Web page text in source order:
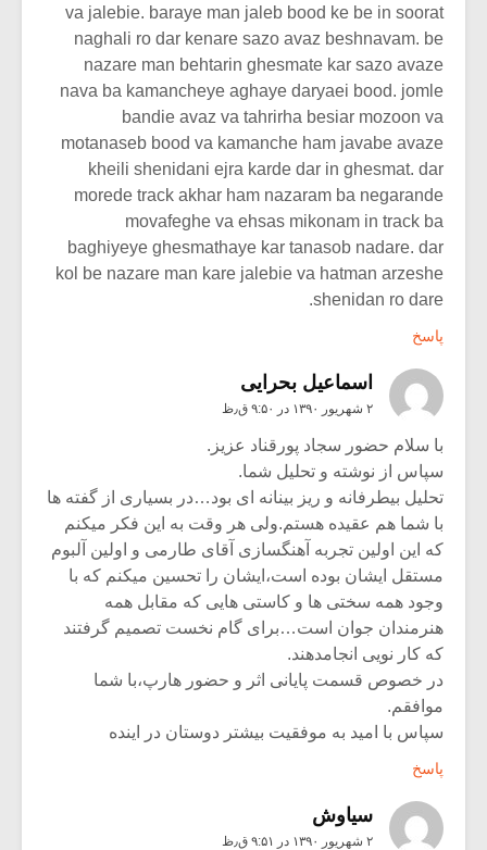
va jalebie. baraye man jaleb bood ke be in soorat
naghali ro dar kenare sazo avaz beshnavam. be
nazare man behtarin ghesmate kar sazo avaze
nava ba kamancheye aghaye daryaei bood. jomle
bandie avaz va tahrirha besiar mozoon va
motanaseb bood va kamanche ham javabe avaze
kheili shenidani ejra karde dar in ghesmat. dar
morede track akhar ham nazaram ba negarande
movafeghe va ehsas mikonam in track ba
baghiyeye ghesmathaye kar tanasob nadare. dar
kol be nazare man kare jalebie va hatman arzeshe
shenidan ro dare.
پاسخ
اسماعیل بحرایی
۲ شهریور ۱۳۹۰ در ۹:۵۰ ق٫ظ
با سلام حضور سجاد پورقناد عزیز.
سپاس از نوشته و تحلیل شما.
تحلیل بیطرفانه و ریز بینانه ای بود…در بسیاری از گفته ها
با شما هم عقیده هستم.ولی هر وقت به این فکر میکنم
که این اولین تجربه آهنگسازی آقای طارمی و اولین آلبوم
مستقل ایشان بوده است،ایشان را تحسین میکنم که با
وجود همه سختی ها و کاستی هایی که مقابل همه
هنرمندان جوان است…برای گام نخست تصمیم گرفتند
که کار نویی انجامدهند.
در خصوص قسمت پایانی اثر و حضور هارپ،با شما
موافقم.
سپاس با امید به موفقیت بیشتر دوستان در اینده
پاسخ
سیاوش
۲ شهریور ۱۳۹۰ در ۹:۵۱ ق٫ظ